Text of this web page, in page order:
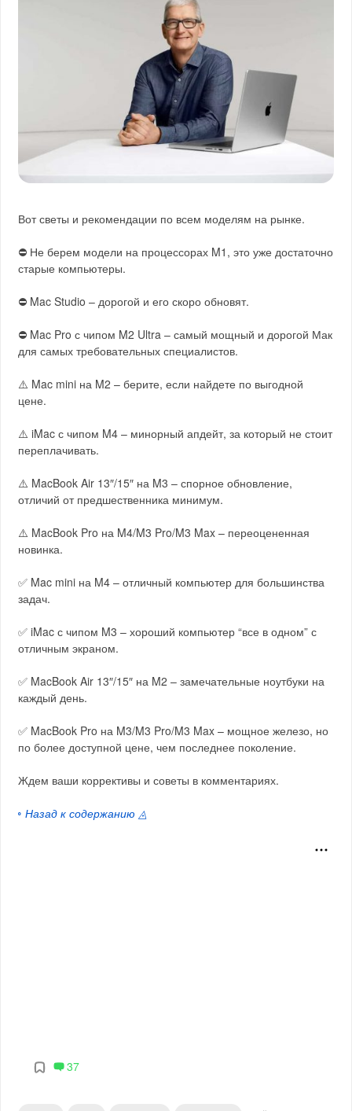
Вот светы и рекомендации по всем моделям на рынке.
⛔ Не берем модели на процессорах M1, это уже достаточно
старые компьютеры.
⛔ Mac Studio – дорогой и его скоро обновят.
⛔ Mac Pro с чипом M2 Ultra – самый мощный и дорогой Мак
для самых требовательных специалистов.
⚠️ Mac mini на M2 – берите, если найдете по выгодной
цене.
⚠️ iMac с чипом M4 – минорный апдейт, за который не стоит
переплачивать.
⚠️ MacBook Air 13″/15″ на M3 – спорное обновление,
отличий от предшественника минимум.
⚠️ MacBook Pro на M4/M3 Pro/M3 Max – переоцененная
новинка.
✅ Mac mini на M4 – отличный компьютер для большинства
задач.
✅ iMac с чипом M3 – хороший компьютер “все в одном” с
отличным экраном.
✅ MacBook Air 13″/15″ на M2 – замечательные ноутбуки на
каждый день.
✅ MacBook Pro на M3/M3 Pro/M3 Max – мощное железо, но
по более доступной цене, чем последнее поколение.
Ждем ваши коррективы и советы в комментариях.
◦ Назад к содержанию ◬
37